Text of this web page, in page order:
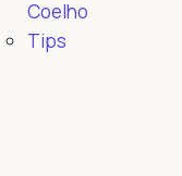
Coelho
Tips